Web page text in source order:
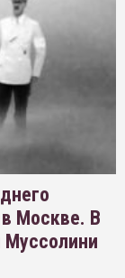
Москве. В
Муссолини